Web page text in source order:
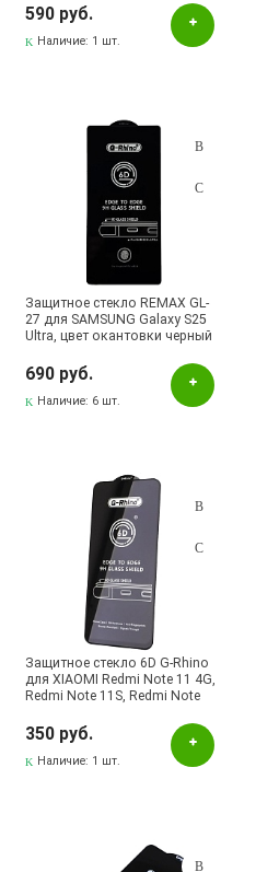
окантовки черный
590 руб.
Наличие: 1 шт.
Защитное стекло REMAX GL-
27 для SAMSUNG Galaxy S25
Ultra, цвет окантовки черный
690 руб.
Наличие: 6 шт.
Защитное стекло 6D G-Rhino
для XIAOMI Redmi Note 11 4G,
Redmi Note 11S, Redmi Note
M5 Pro 4G, цвет окантовки
черный
350 руб.
Наличие: 1 шт.